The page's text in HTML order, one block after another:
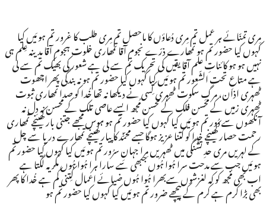
مِری تمنّائے ہر عمل تم مِری دُعاؤں کا ماحصل تم مِری طلب کا غرور تم ہو مَیں کیا
کہوں کیا حضور تم ہو تمھارے ذرّے نجوم آقا تمھاری خلوت ہجوم آقا مدینہ عِلم ہی
نہیں ہو ہو کائناتِ علم آقا یقیں کی تحریک تم سے لی ہے شعور کی بھیک تم سے لی
ہے متاعِ تحت الشّعور تم ہو مَیں کیا کہوں کیا حضور تم ہو نہ بندگی پھر اچھوت
ٹھہری اذان، مرگِ سکوت ٹھہری کِسی نے دیکھا نہ تھا خُدا کو صدا تمھاری ثبوت
ٹھہری زمیں کے محسن فلک کے محسن مُجھ ایسے عاصی تلک کے محسن نہ دِل نہ
آنکھوں سے دُور تم ہو مَیں کیا کہوں کیا حضور تم ہو ہوس مجھے جتنی بار کھینچے تمھاری
رحمت حصار کھینچے خدا کو کتنا عزیز ہوگا جسے محمّؐد کا پیار کھینچے تمھارے دریا سے چل
کے لہریں مری حدِ تشنگی میں ٹھہریں مِرا جہانِ سرُور تم ہو مَیں کیا کہوں کیا حضور تم
ہو مَیں جب سے مدحت سرا ہُوا ہُوں جبھی سے سارا ہرا ہُوا ہُوں مگر یہ لگتا ہے
اب بھی مُجھ کو کہ لغزشوں سےبھرا ہُوا ہُوں ضیائے اعمال کِتنی کم ہے خُدا کا پھر
بھی بڑا کرم ہے کرم کے پیچھے ضرور تم ہو مَیں کیا کہوں کیا حضور تم ہو